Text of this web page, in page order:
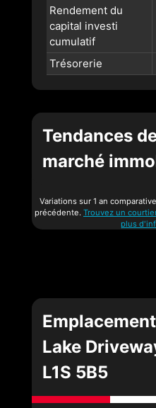
Rendement du
capital investi
cumulatif
Trésorerie
Tendances
marché
Variations sur 1 an
précédente. Trouvez un
plus
Lake
L1S 5B5